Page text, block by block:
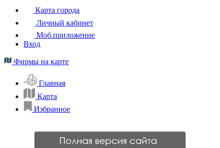
Карта города
Личный кабинет
Моб.приложение
Вход
Фирмы на карте
Главная
Карта
Избранное